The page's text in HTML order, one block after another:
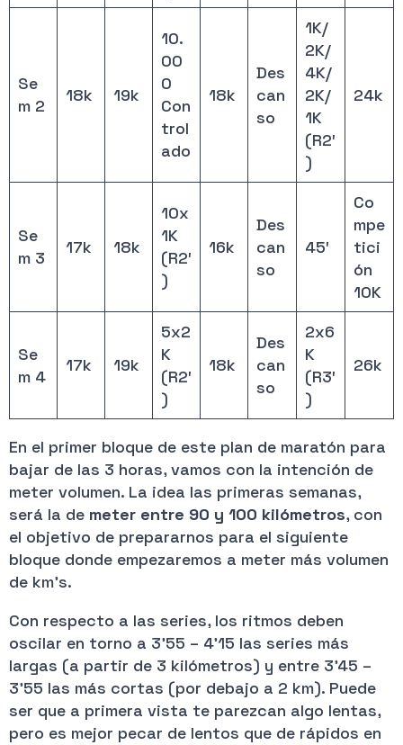
Se
m 2
18k 19k
10.
00
0
Con
trol
ado
18k
Des
can
so
1K/
2K/
4K/
2K/
1K
(R2′
)
24k
Se
m 3
17k 18k
10x
1K
(R2′
)
16k
Des
can
so
45′
Co
mpe
tici
ón
10K
Se
m 4
17k 19k
5x2
K
(R2′
)
18k
Des
can
so
2x6
K
(R3′
)
26k
En el primer bloque de este plan de maratón para
bajar de las 3 horas, vamos con la intención de
meter volumen. La idea las primeras semanas,
será la de meter entre 90 y 100 kilómetros, con
el objetivo de prepararnos para el siguiente
bloque donde empezaremos a meter más volumen
de km’s.
Con respecto a las series, los ritmos deben
oscilar en torno a 3’55 – 4’15 las series más
largas (a partir de 3 kilómetros) y entre 3’45 –
3’55 las más cortas (por debajo a 2 km). Puede
ser que a primera vista te parezcan algo lentas,
pero es mejor pecar de lentos que de rápidos en